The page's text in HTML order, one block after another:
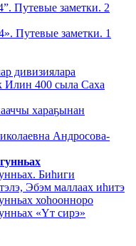
Путевые заметки. 2
Путевые заметки. 1
дивизиялара
Илин 400 сыла Саха
хараҕынан
Андросова-
Биһиги
Эбэм маллаах иһитэ
хоһоонноро
«Үт сирэ»